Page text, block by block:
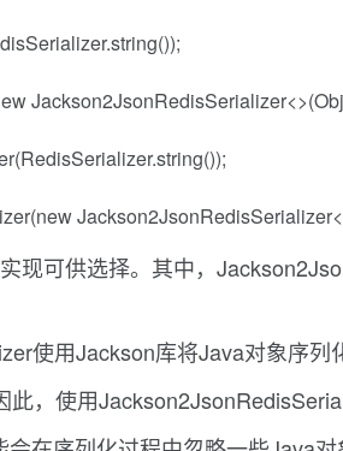
现可供选择。其中，
使用Jackson库将Java对象序
此，使用